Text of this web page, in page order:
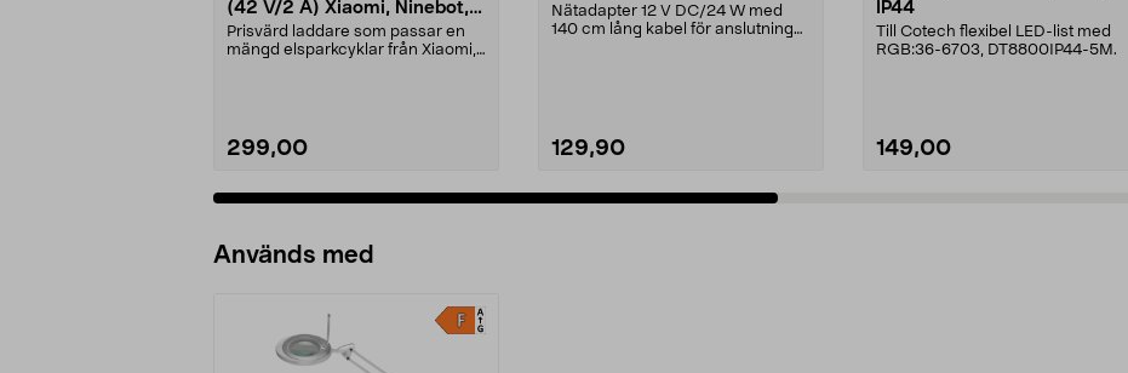
(42 V/2 A) Xiaomi, Ninebot,
E-Way m.fl.
Prisvärd laddare som passar en
mängd elsparkcyklar från Xiaomi,
299,00
Nätadapter 12 V DC/24 W med
140 cm lång kabel för anslutning
129,90
IP44
Till Cotech flexibel LED-list med
RGB:36-6703, DT8800IP44-5M.
149,00
Används med